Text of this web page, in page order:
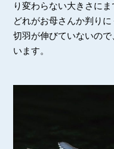
り変わらない大きさに
どれがお母さんか判り
切羽が伸びていないの
います。